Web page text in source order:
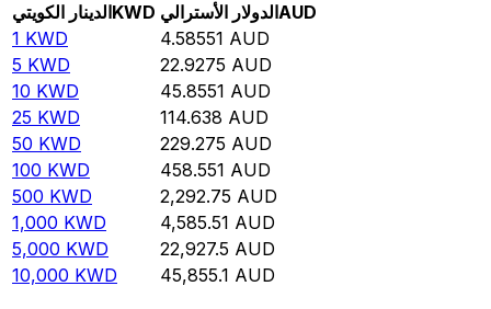
الدينار الكويتيKWD الدولار الأستراليAUD
1 KWD 4.58551 AUD
5 KWD 22.9275 AUD
10 KWD 45.8551 AUD
25 KWD 114.638 AUD
50 KWD 229.275 AUD
100 KWD 458.551 AUD
500 KWD 2,292.75 AUD
1,000 KWD 4,585.51 AUD
5,000 KWD 22,927.5 AUD
10,000 KWD 45,855.1 AUD